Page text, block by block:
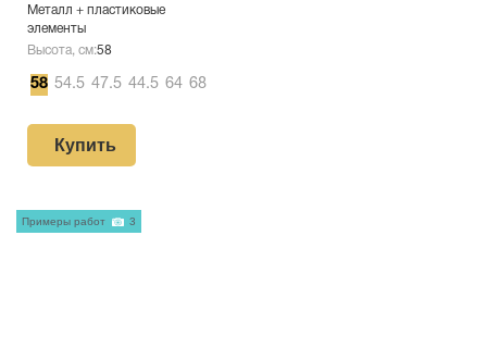
Металл + пластиковые
элементы
Высота, см:58
58 54.5 47.5 44.5 64 68
Купить
Примеры работ 3